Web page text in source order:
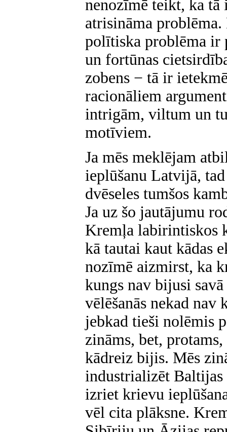
nenozīmē teikt, ka
atrisināma
polītiska problēma ir
un fortūnas
zobens − tā ir
racionāliem
intrigām, viltum un
motīviem.
Ja mēs meklējam
ieplūšanu Latvijā,
dvēseles tumšos
Ja uz šo jautājumu
Kremļa labirintiskos
kā tautai kaut kādas
nozīmē aizmirst, ka
kungs nav bijusi
vēlēšanās nekad nav
jebkad tieši nolēmis
zināms, bet,
kādreiz bijis. Mēs
industrializēt Baltijas
izriet krievu
vēl cita plāksne.